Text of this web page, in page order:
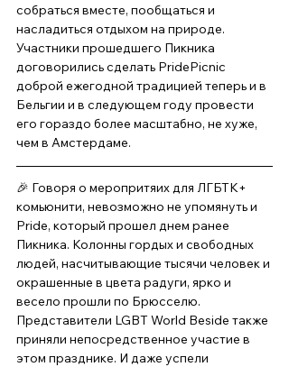
собраться вместе, пообщаться и
насладиться отдыхом на природе.
Участники прошедшего Пикника
договорились сделать PridePicnic
доброй ежегодной традицией теперь и в
Бельгии и в следующем году провести
его гораздо более масштабно, не хуже,
чем в Амстердаме.
🎉 Говоря о меропритяих для ЛГБТК+
комьюнити, невозможно не упомянуть и
Pride, который прошел днем ранее
Пикника. Колонны гордых и свободных
людей, насчитывающие тысячи человек и
окрашенные в цвета радуги, ярко и
весело прошли по Брюсселю.
Представители LGBT World Beside также
приняли непосредственное участие в
этом празднике. И даже успели